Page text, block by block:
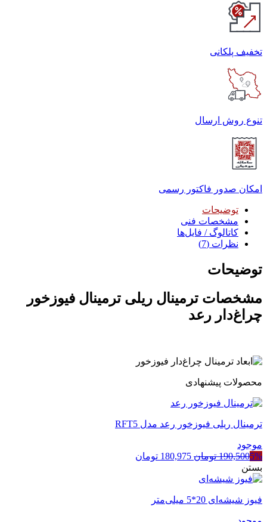
تخفیف پلکانی
تنوع روش ارسال
امکان صدور فاکتور رسمی
توضیحات
مشخصات فنی
کاتالوگ / فایل‌ها
نظرات (7)
توضیحات
مشخصات ترمینال ریلی ترمینال فیوزخور
چراغ‌دار رعد
محصولات پیشنهادی
ترمینال ریلی فیوزخور رعد مدل RFT5
موجود
5%
190,500 تومان قیمت
180,975 تومان
بستن
فیوز شیشه‌ای 20*5 میلی‌متر